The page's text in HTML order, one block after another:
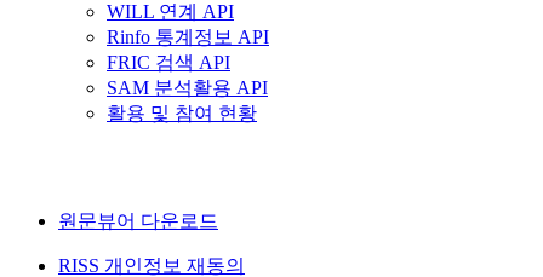
WILL 연계 API
Rinfo 통계정보 API
FRIC 검색 API
SAM 분석활용 API
활용 및 참여 현황
원문뷰어 다운로드
RISS 개인정보 재동의